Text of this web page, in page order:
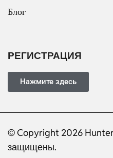
Блог
РЕГИСТРАЦИЯ
Нажмите здесь
© Copyright 2026
защищены.